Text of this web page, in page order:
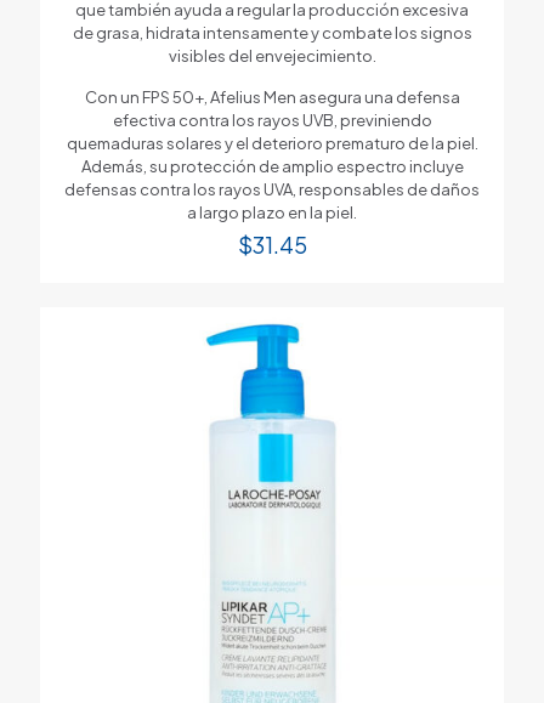
que también ayuda a regular la producción excesiva
de grasa, hidrata intensamente y combate los signos
visibles del envejecimiento.
Con un FPS 50+, Afelius Men asegura una defensa
efectiva contra los rayos UVB, previniendo
quemaduras solares y el deterioro prematuro de la piel.
Además, su protección de amplio espectro incluye
defensas contra los rayos UVA, responsables de daños
a largo plazo en la piel.
$31.45